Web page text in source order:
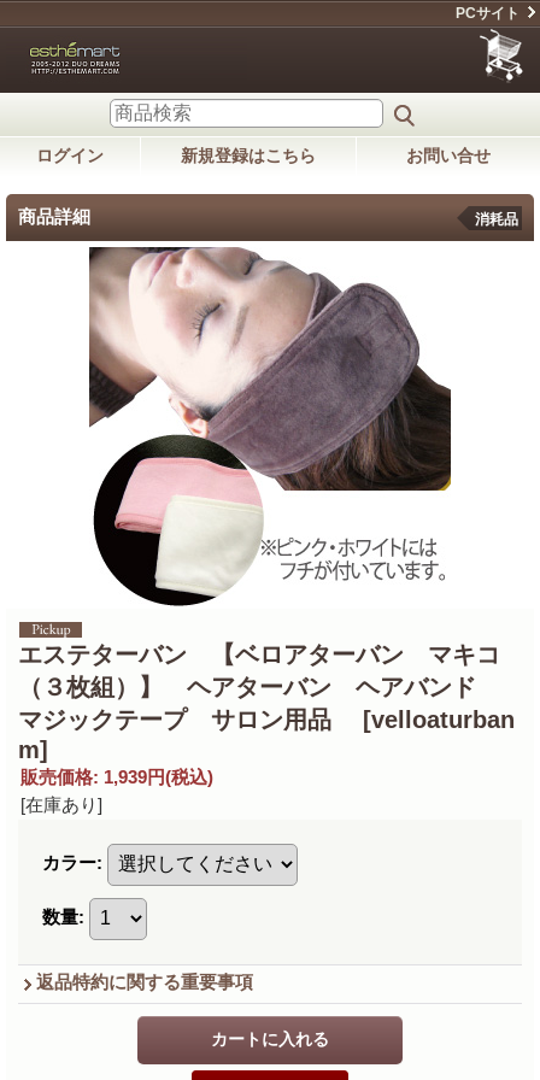
PCサイト
ログイン 新規登録はこちら お問い合せ
商品詳細 消耗品
エステターバン 【ベロアターバン マキコ
（３枚組）】 ヘアターバン ヘアバンド
マジックテープ サロン用品 [velloaturban
m]
販売価格: 1,939円(税込)
[在庫あり]
カラー:
数量:
返品特約に関する重要事項